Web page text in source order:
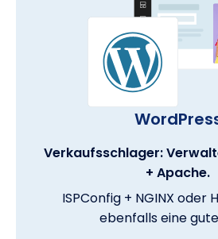
Verkaufsschlager:
+ Apache.
ISPConfig + NGINX oder
ebenfalls eine